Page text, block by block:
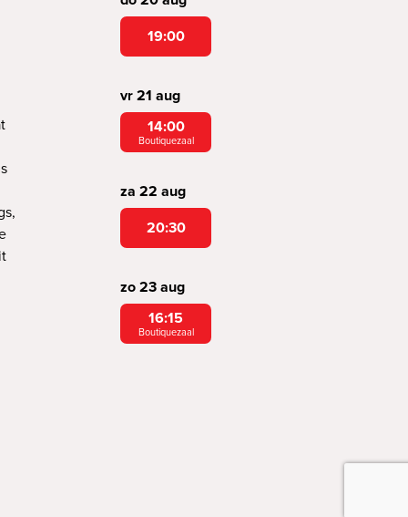
19:00
vr 21 aug
14:00
Boutiquezaal
za 22 aug
20:30
zo 23 aug
16:15
Boutiquezaal